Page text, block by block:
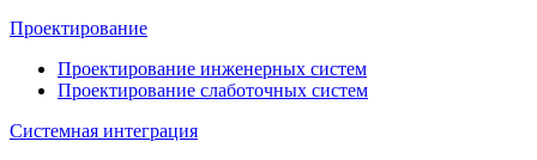
Проектирование
Проектирование инженерных систем
Проектирование слаботочных систем
Системная интеграция